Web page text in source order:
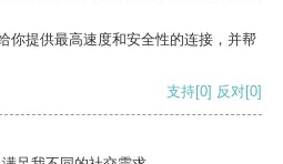
你提供最高速度和安全性的连接，并帮
支持[0] 反对[0]